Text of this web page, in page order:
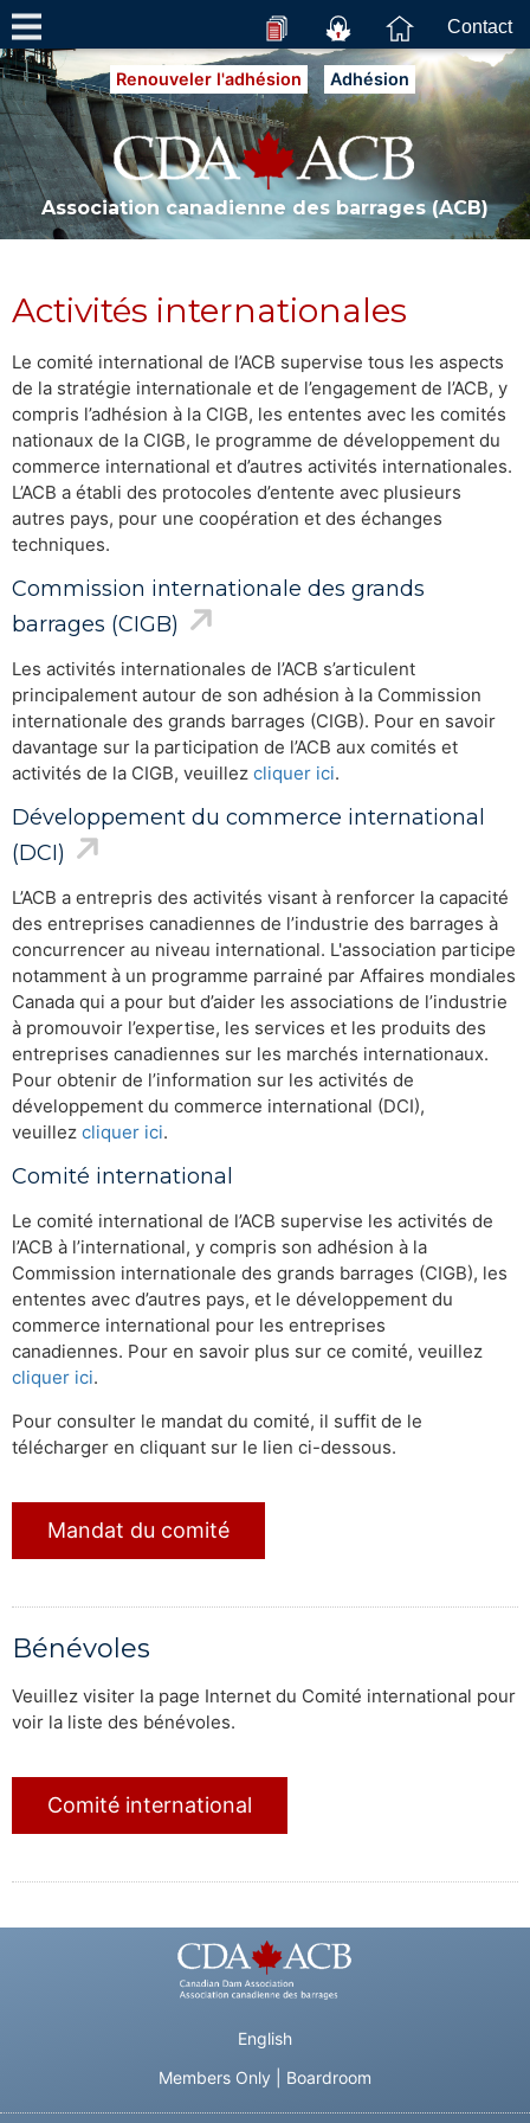
Contact
Renouveler l'adhésion Adhésion
Association canadienne des barrages (ACB)
Activités internationales
Le comité international de l’ACB supervise tous les aspects
de la stratégie internationale et de l’engagement de l’ACB, y
compris l’adhésion à la CIGB, les ententes avec les comités
nationaux de la CIGB, le programme de développement du
commerce international et d’autres activités internationales.
L’ACB a établi des protocoles d’entente avec plusieurs
autres pays, pour une coopération et des échanges
techniques.
Commission internationale des grands
barrages (CIGB)
Les activités internationales de l’ACB s’articulent
principalement autour de son adhésion à la Commission
internationale des grands barrages (CIGB). Pour en savoir
davantage sur la participation de l’ACB aux comités et
activités de la CIGB, veuillez cliquer ici.
Développement du commerce international
(DCI)
L’ACB a entrepris des activités visant à renforcer la capacité
des entreprises canadiennes de l’industrie des barrages à
concurrencer au niveau international. L'association participe
notamment à un programme parrainé par Affaires mondiales
Canada qui a pour but d’aider les associations de l’industrie
à promouvoir l’expertise, les services et les produits des
entreprises canadiennes sur les marchés internationaux.
Pour obtenir de l’information sur les activités de
développement du commerce international (DCI),
veuillez cliquer ici.
Comité international
Le comité international de l’ACB supervise les activités de
l’ACB à l’international, y compris son adhésion à la
Commission internationale des grands barrages (CIGB), les
ententes avec d’autres pays, et le développement du
commerce international pour les entreprises
canadiennes. Pour en savoir plus sur ce comité, veuillez
cliquer ici.
Pour consulter le mandat du comité, il suffit de le
télécharger en cliquant sur le lien ci-dessous.
Mandat du comité
Bénévoles
Veuillez visiter la page Internet du Comité international pour
voir la liste des bénévoles.
Comité international
English
Members Only
Boardroom